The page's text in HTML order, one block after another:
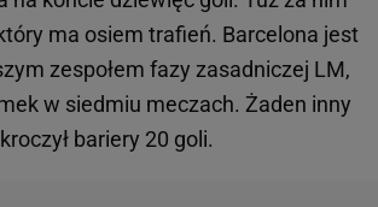
ma osiem trafień. Barcelona jest
zespołem fazy zasadniczej LM,
w siedmiu meczach. Żaden inny
bariery 20 goli.